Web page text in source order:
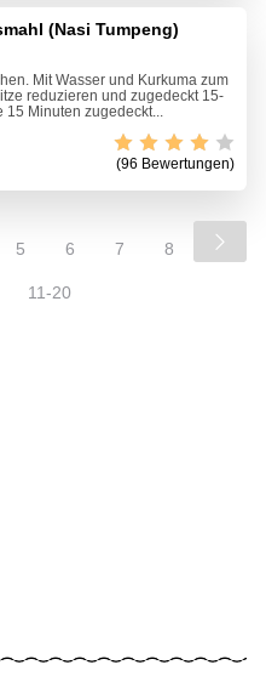
(Nasi Tumpeng)
Mit Wasser und Kurkuma zum
reduzieren und zugedeckt 15-
15 Minuten zugedeckt...
(96 Bewertungen)
5 6 7 8
11-20